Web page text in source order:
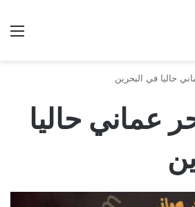
حاليا في البحرين
عماني حاليا